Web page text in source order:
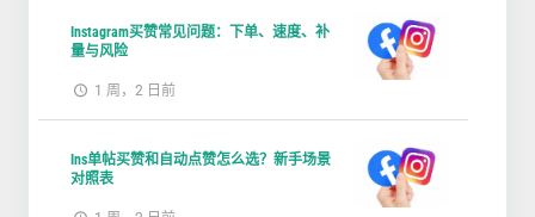
Instagram买赞常见问题：下单、速度、补
量与风险
1 周，2 日前
Ins单帖买赞和自动点赞怎么选？新手场景
对照表